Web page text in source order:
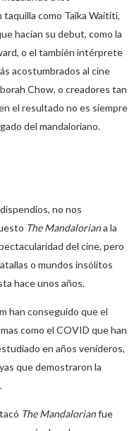
como Taika Waititi,
hacían su debut, como la
o el también intérprete
acostumbrados al cine
Chow, o creadores tan
el resultado no es siempre
del mandaloriano.
no nos
The Mandaloriana la
del cine, pero
o mundos insólitos
hace unos años.
han conseguido que el
como el COVID que han
en años venideros,
que demostraron la
The Mandalorianfue